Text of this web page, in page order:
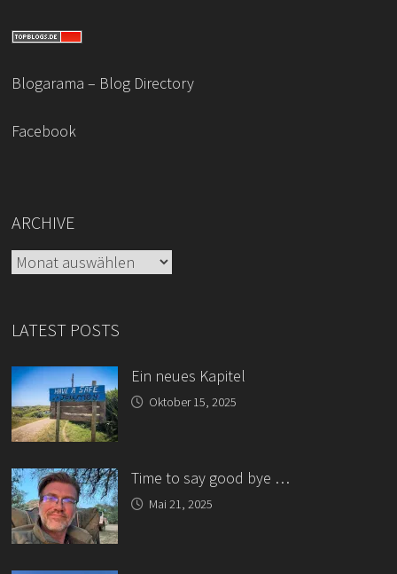
Blogarama – Blog Directory
Facebook
ARCHIVE
Archive
LATEST POSTS
Ein neues Kapitel
Oktober 15, 2025
Time to say good bye …
Mai 21, 2025